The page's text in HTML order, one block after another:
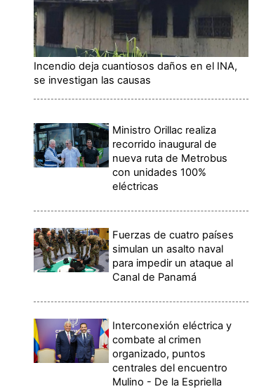
Incendio deja cuantiosos daños en el INA,
se investigan las causas
Ministro Orillac realiza
recorrido inaugural de
nueva ruta de Metrobus
con unidades 100%
eléctricas
Fuerzas de cuatro países
simulan un asalto naval
para impedir un ataque al
Canal de Panamá
Interconexión eléctrica y
combate al crimen
organizado, puntos
centrales del encuentro
Mulino - De la Espriella